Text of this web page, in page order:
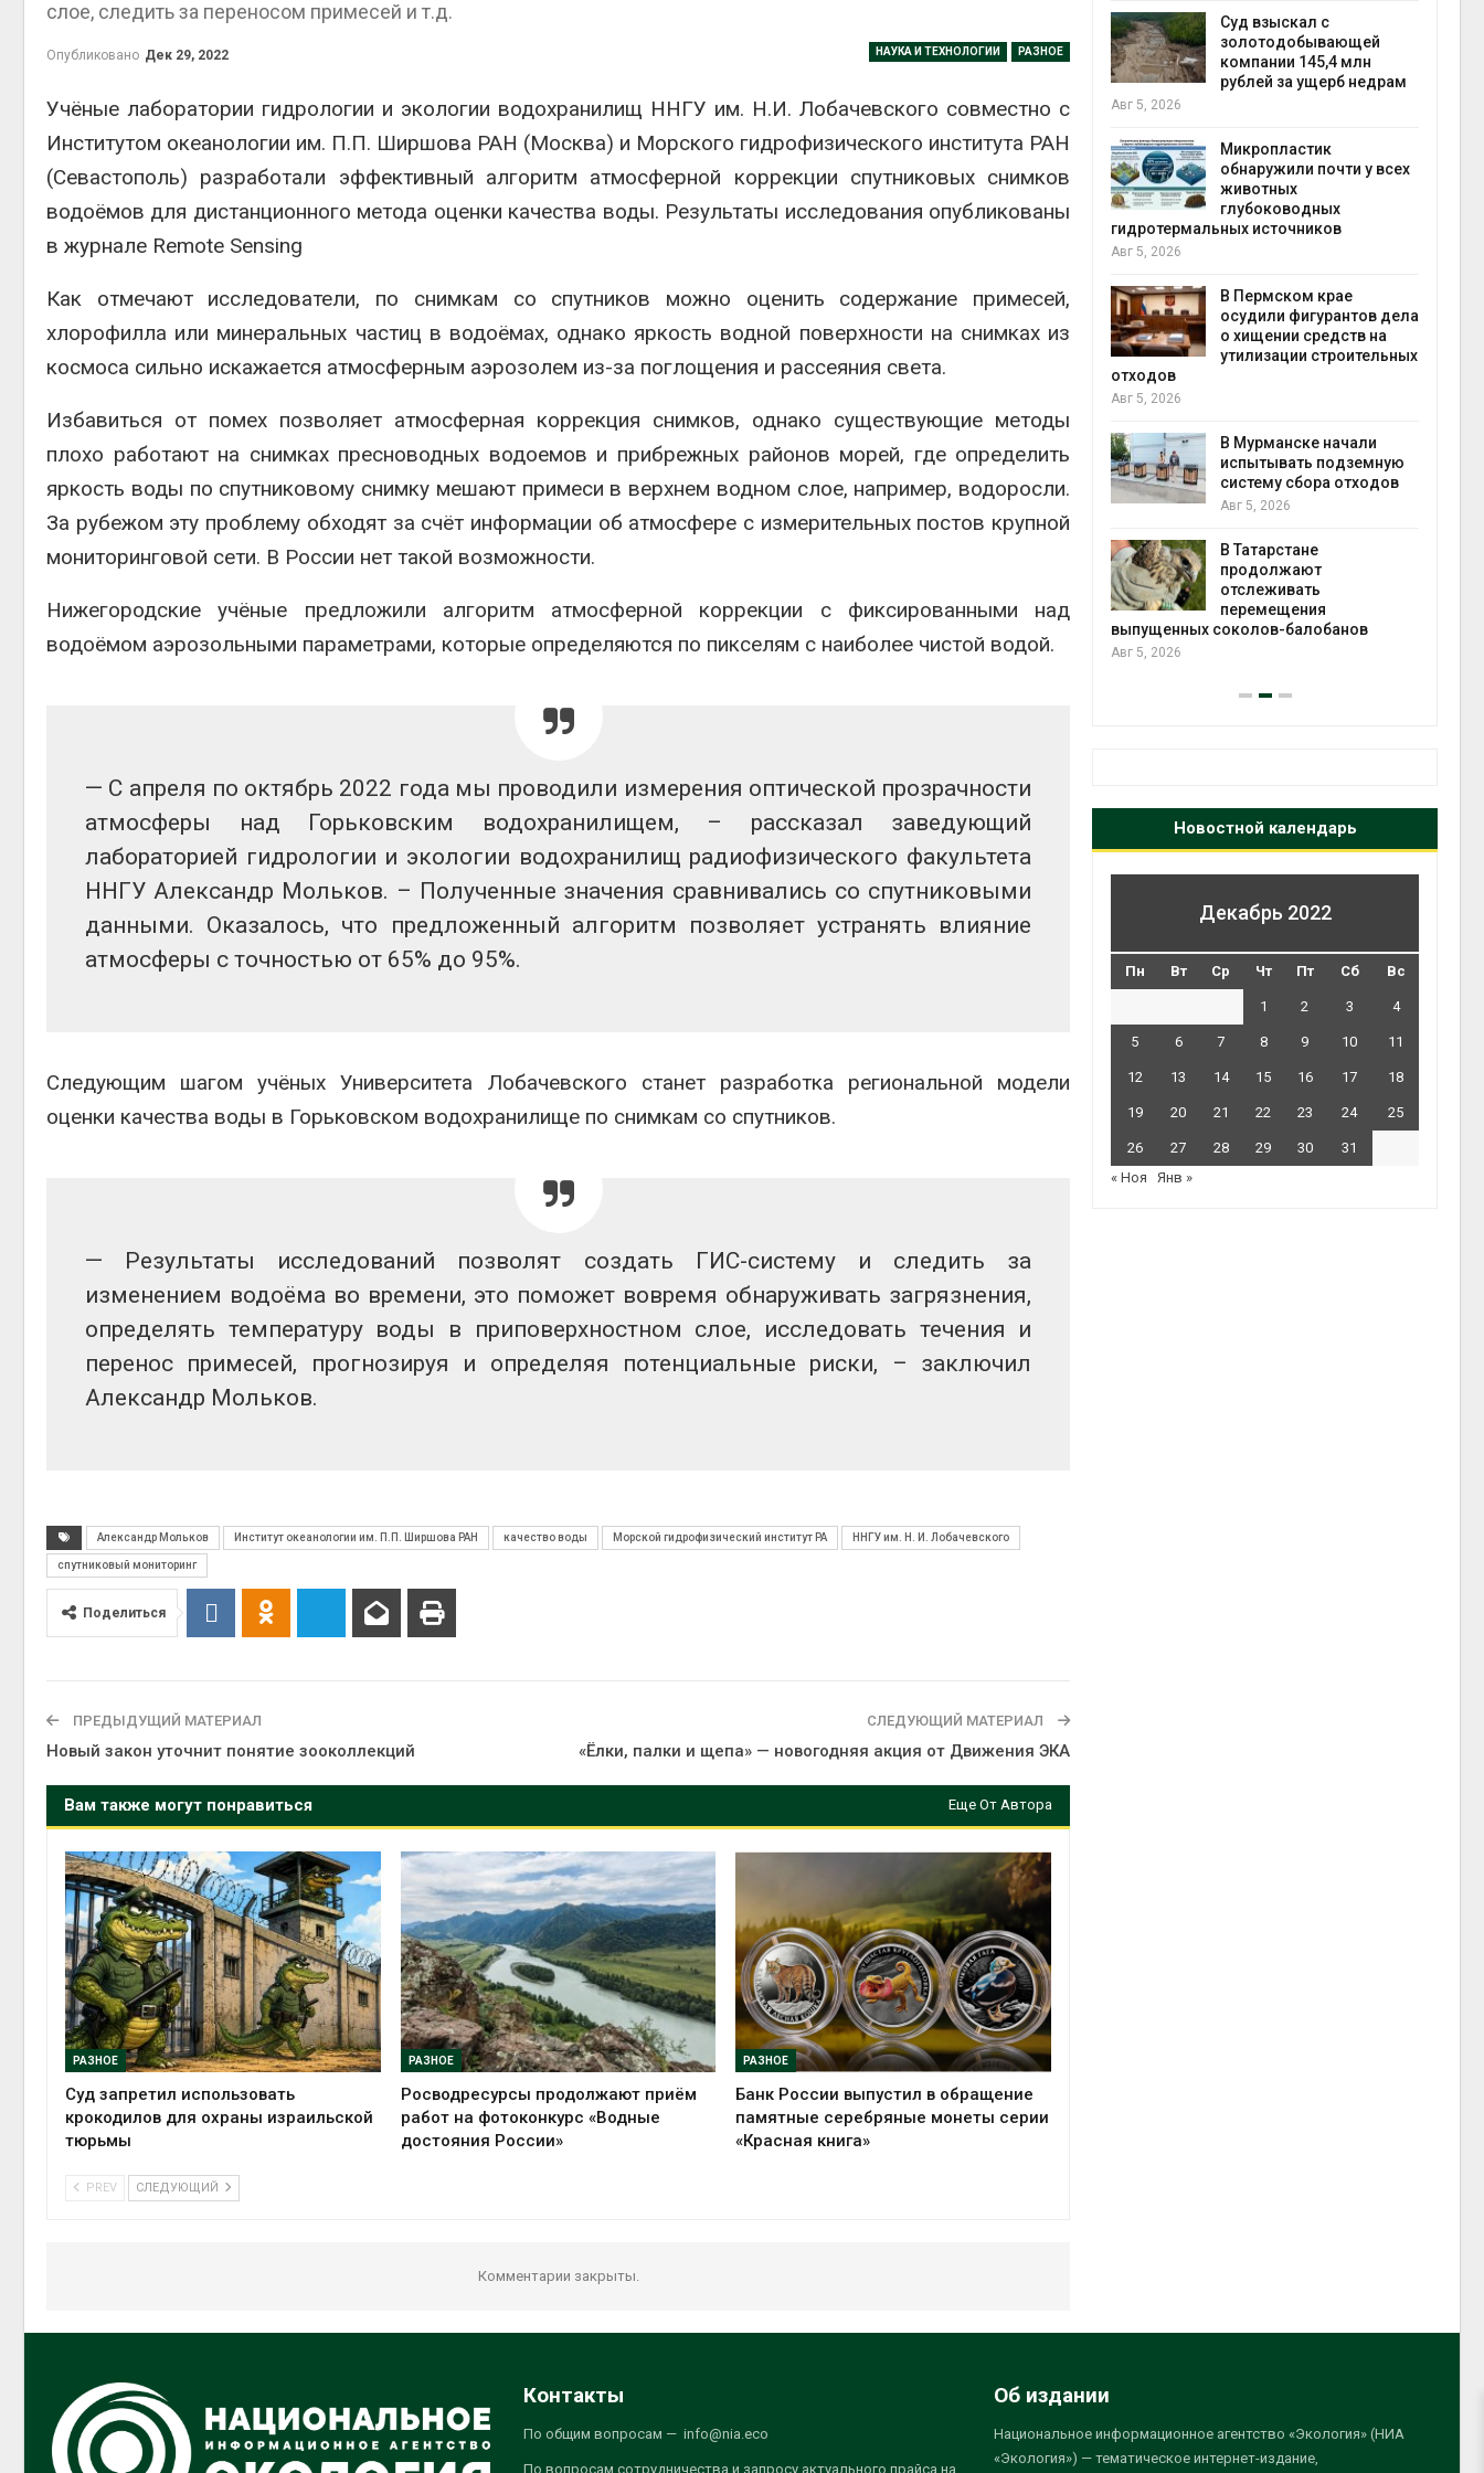
слое, следить за переносом примесей и т.д.
НАУКА И ТЕХНОЛОГИИ РАЗНОЕ
Опубликовано Дек 29, 2022
Учёные лаборатории гидрологии и экологии водохранилищ ННГУ им. Н.И. Лобачевского совместно с
Институтом океанологии им. П.П. Ширшова РАН (Москва) и Морского гидрофизического института РАН
(Севастополь) разработали эффективный алгоритм атмосферной коррекции спутниковых снимков
водоёмов для дистанционного метода оценки качества воды. Результаты исследования опубликованы
в журнале Remote Sensing
Как отмечают исследователи, по снимкам со спутников можно оценить содержание примесей,
хлорофилла или минеральных частиц в водоёмах, однако яркость водной поверхности на снимках из
космоса сильно искажается атмосферным аэрозолем из-за поглощения и рассеяния света.
Избавиться от помех позволяет атмосферная коррекция снимков, однако существующие методы
плохо работают на снимках пресноводных водоемов и прибрежных районов морей, где определить
яркость воды по спутниковому снимку мешают примеси в верхнем водном слое, например, водоросли.
За рубежом эту проблему обходят за счёт информации об атмосфере с измерительных постов крупной
мониторинговой сети. В России нет такой возможности.
Нижегородские учёные предложили алгоритм атмосферной коррекции с фиксированными над
водоёмом аэрозольными параметрами, которые определяются по пикселям с наиболее чистой водой.
— С апреля по октябрь 2022 года мы проводили измерения оптической прозрачности
атмосферы над Горьковским водохранилищем, – рассказал заведующий
лабораторией гидрологии и экологии водохранилищ радиофизического факультета
ННГУ Александр Мольков. – Полученные значения сравнивались со спутниковыми
данными. Оказалось, что предложенный алгоритм позволяет устранять влияние
атмосферы с точностью от 65% до 95%.
Следующим шагом учёных Университета Лобачевского станет разработка региональной модели
оценки качества воды в Горьковском водохранилище по снимкам со спутников.
— Результаты исследований позволят создать ГИС-систему и следить за
изменением водоёма во времени, это поможет вовремя обнаруживать загрязнения,
определять температуру воды в приповерхностном слое, исследовать течения и
перенос примесей, прогнозируя и определяя потенциальные риски, – заключил
Александр Мольков.
Александр Мольков Институт океанологии им. П.П. Ширшова РАН качество воды Морской гидрофизический институт РА ННГУ им. Н. И. Лобачевского
спутниковый мониторинг
Поделиться
ПРЕДЫДУЩИЙ МАТЕРИАЛ
Новый закон уточнит понятие зооколлекций
СЛЕДУЮЩИЙ МАТЕРИАЛ
«Ёлки, палки и щепа» — новогодняя акция от Движения ЭКА
Вам также могут понравиться Еще От Автора
РАЗНОЕ
Суд запретил использовать
крокодилов для охраны израильской
тюрьмы
РАЗНОЕ
Росводресурсы продолжают приём
работ на фотоконкурс «Водные
достояния России»
РАЗНОЕ
Банк России выпустил в обращение
памятные серебряные монеты серии
«Красная книга»
PREV СЛЕДУЮЩИЙ
Комментарии закрыты.
Авг 5, 2026
всё чаще нападают на
жителей Малайзии
Авг 5, 2026
В России изменили
правила защиты от
Авг 5, 2026
От спасения рек до
определены финалисты
экологического форума
Обратный разворот: Shell
продаёт европейские
ВИЭ-активы и усиливает
Авг 4, 2026
Ливни и наводнения на
гибели 14 человек
В Кении противников
строительства АЭС
терроризме
использовать
крокодилов для охраны
израильской тюрьмы
Органические яйца
оказались «хуже для
климата»: исследование
экологических расчётов
на экологическую
премию
«Экопозитив-2026»
Авг 5, 2026
перевод частных домов
Авг 5, 2026
Суд взыскал с
золотодобывающей
компании 145,4 млн
рублей за ущерб недрам
Авг 5, 2026
Микропластик
обнаружили почти у всех
животных
глубоководных
гидротермальных источников
Авг 5, 2026
В Пермском крае
осудили фигурантов дела
о хищении средств на
утилизации строительных
отходов
Авг 5, 2026
В Мурманске начали
испытывать подземную
систему сбора отходов
Авг 5, 2026
В Татарстане
продолжают
отслеживать
перемещения
выпущенных соколов-балобанов
Авг 5, 2026
Новостной календарь
Декабрь 2022
Пн Вт Ср Чт Пт Сб Вс
1 2 3 4
5 6 7 8 9 10 11
12 13 14 15 16 17 18
19 20 21 22 23 24 25
26 27 28 29 30
31
« Ноя
Янв »
Контакты
По общим вопросам — info@nia.eco
По вопросам сотрудничества и запросу актуального прайса на
Об издании
Национальное информационное агентство «Экология» (НИА
«Экология») — тематическое интернет-издание,